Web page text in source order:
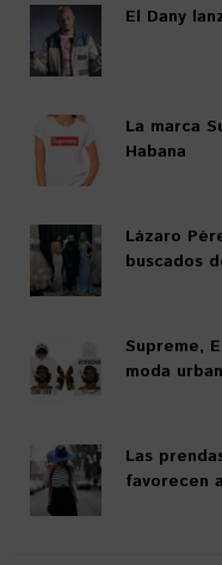
El Dany
La marca
Habana
Lázaro
buscados
Supreme,
moda
Las
favorecen